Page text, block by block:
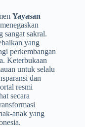
Yayasan
sangat sakral.
yang
perkembangan
Keterbukaan
untuk selalu
dan
resmi
secara
anak yang